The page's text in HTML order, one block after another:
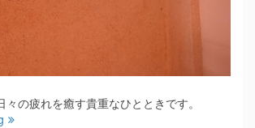
々の疲れを癒す貴重なひとときです。